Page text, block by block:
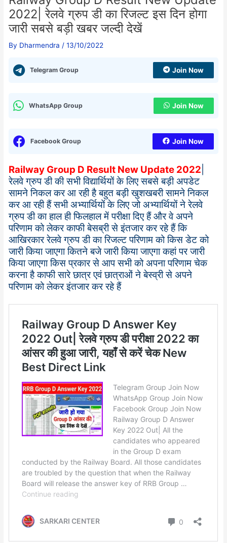
2022| रेलवे ग्रुप डी का रिजल्ट इस दिन होगा
जारी सबसे बड़ी खबर जल्दी देखें
By Dharmendra /13/10/2022
Telegram Group Join Now
WhatsApp Group Join Now
Facebook Group Join Now
Railway Group D Result New Update 2022
रेलवे ग्रुप डी की सभी विद्यार्थियों के लिए सबसे बड़ी अपडेट
सामने निकल कर आ रही है बहुत बड़ी खुशखबरी सामने निकल
कर आ रही हैं सभी अभ्यार्थियों के लिए जो अभ्यार्थियों ने रेलवे
ग्रुप डी का हाल ही फिलहाल में परीक्षा दिए हैं और वे अपने
परिणाम को लेकर काफी बेसब्री से इंतजार कर रहे हैं कि
आखिरकार रेलवे ग्रुप डी का रिजल्ट परिणाम को किस डेट को
जारी किया जाएगा कितने बजे जारी किया जाएगा कहां पर जारी
किया जाएगा किस प्रकार से आप सभी को अपना परिणाम चेक
करना है काफी सारे छात्र एवं छात्राओं ने बेस्व्री से अपने
परिणाम को लेकर इंतजार कर रहे हैं